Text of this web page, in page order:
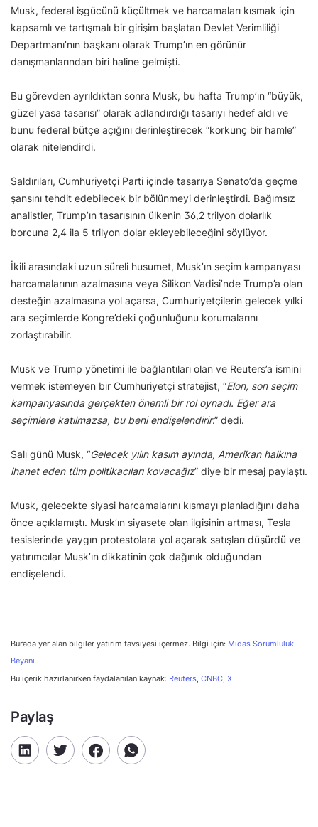
Musk, federal işgücünü küçültmek ve harcamaları kısmak için
kapsamlı ve tartışmalı bir girişim başlatan Devlet Verimliliği
Departmanı’nın başkanı olarak Trump’ın en görünür
danışmanlarından biri haline gelmişti.
Bu görevden ayrıldıktan sonra Musk, bu hafta Trump’ın “büyük,
güzel yasa tasarısı” olarak adlandırdığı tasarıyı hedef aldı ve
bunu federal bütçe açığını derinleştirecek “korkunç bir hamle”
olarak nitelendirdi.
Saldırıları, Cumhuriyetçi Parti içinde tasarıya Senato’da geçme
şansını tehdit edebilecek bir bölünmeyi derinleştirdi. Bağımsız
analistler, Trump’ın tasarısının ülkenin 36,2 trilyon dolarlık
borcuna 2,4 ila 5 trilyon dolar ekleyebileceğini söylüyor.
İkili arasındaki uzun süreli husumet, Musk’ın seçim kampanyası
harcamalarının azalmasına veya Silikon Vadisi’nde Trump’a olan
desteğin azalmasına yol açarsa, Cumhuriyetçilerin gelecek yılki
ara seçimlerde Kongre’deki çoğunluğunu korumalarını
zorlaştırabilir.
Musk ve Trump yönetimi ile bağlantıları olan ve Reuters’a ismini
vermek istemeyen bir Cumhuriyetçi stratejist, “Elon, son seçim
kampanyasında gerçekten önemli bir rol oynadı. Eğer ara
seçimlere katılmazsa, bu beni endişelendirir.” dedi.
Salı günü Musk, “Gelecek yılın kasım ayında, Amerikan halkına
ihanet eden tüm politikacıları kovacağız” diye bir mesaj paylaştı.
Musk, gelecekte siyasi harcamalarını kısmayı planladığını daha
önce açıklamıştı. Musk’ın siyasete olan ilgisinin artması, Tesla
tesislerinde yaygın protestolara yol açarak satışları düşürdü ve
yatırımcılar Musk’ın dikkatinin çok dağınık olduğundan
endişelendi.
Burada yer alan bilgiler yatırım tavsiyesi içermez. Bilgi için: Midas Sorumluluk
Beyanı
Bu içerik hazırlanırken faydalanılan kaynak: Reuters, CNBC, X
Paylaş